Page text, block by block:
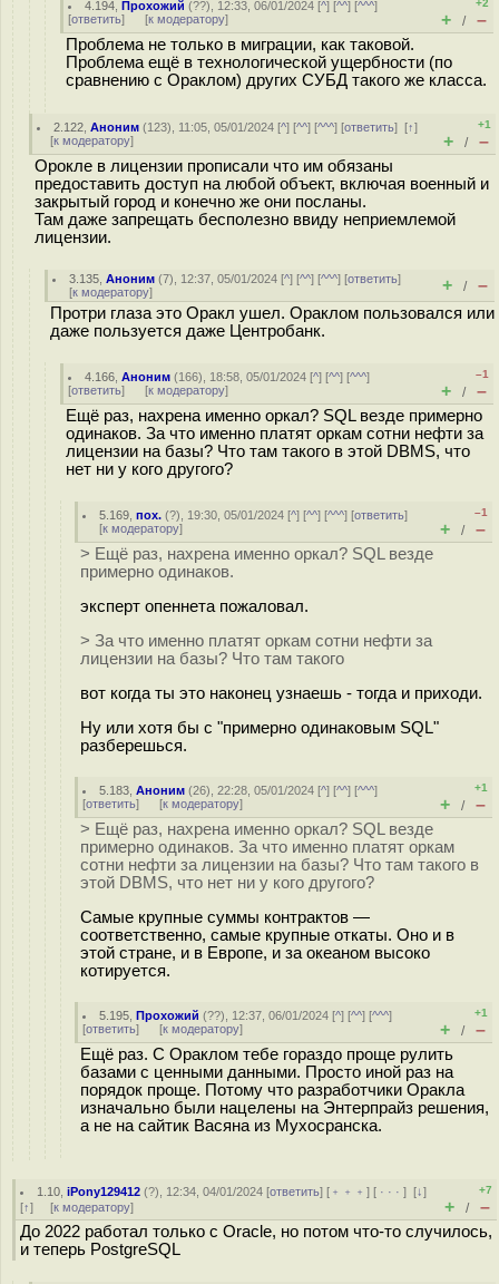
4.194 ,Прохожий (??), 12:33, 06/01/2024 [^] [^^] [^^^]
[ответить] [к модератору]
+2
+ / –
Проблема не только в миграции, как таковой.
Проблема ещё в технологической ущербности (по
сравнению с Ораклом) других СУБД такого же класса.
2.122 ,Аноним (123), 11:05, 05/01/2024 [^] [^^] [^^^] [ответить][↑]
[к модератору]
+1
+ / –
Орокле в лицензии прописали что им обязаны
предоставить доступ на любой объект, включая военный и
закрытый город и конечно же они посланы.
Там даже запрещать бесполезно ввиду неприемлемой
лицензии.
3.135 ,Аноним (7), 12:37, 05/01/2024 [^] [^^] [^^^] [ответить]
[к модератору] + / –
Протри глаза это Оракл ушел. Ораклом пользовался или
даже пользуется даже Центробанк.
4.166 ,Аноним (166), 18:58, 05/01/2024 [^] [^^] [^^^]
[ответить] [к модератору]
–1
+ / –
Ещё раз, нахрена именно оркал? SQL везде примерно
одинаков. За что именно платят оркам сотни нефти за
лицензии на базы? Что там такого в этой DBMS, что
нет ни у кого другого?
5.169 ,пох. (?), 19:30, 05/01/2024 [^] [^^] [^^^] [ответить]
[к модератору]
–1
+ / –
> Ещё раз, нахрена именно оркал? SQL везде
примерно одинаков.
эксперт опеннета пожаловал.
> За что именно платят оркам сотни нефти за
лицензии на базы? Что там такого
вот когда ты это наконец узнаешь - тогда и приходи.
Ну или хотя бы с "примерно одинаковым SQL"
разберешься.
5.183 ,Аноним (26), 22:28, 05/01/2024 [^] [^^] [^^^]
[ответить] [к модератору]
+1
+ / –
> Ещё раз, нахрена именно оркал? SQL везде
примерно одинаков. За что именно платят оркам
сотни нефти за лицензии на базы? Что там такого в
этой DBMS, что нет ни у кого другого?
Самые крупные суммы контрактов —
соответственно, самые крупные откаты. Оно и в
этой стране, и в Европе, и за океаном высоко
котируется.
5.195 ,Прохожий (??), 12:37, 06/01/2024 [^] [^^] [^^^]
[ответить] [к модератору]
+1
+ / –
Ещё раз. С Ораклом тебе гораздо проще рулить
базами с ценными данными. Просто иной раз на
порядок проще. Потому что разработчики Оракла
изначально были нацелены на Энтерпрайз решения,
а не на сайтик Васяна из Мухосpанска.
1.10 ,iPony129412 (?), 12:34, 04/01/2024 [ответить] [ ﹢﹢﹢] [ · · ·][↓]
[↑] [к модератору]
+7
+ / –
До 2022 работал только с Oracle, но потом что-то случилось,
и теперь PostgreSQL